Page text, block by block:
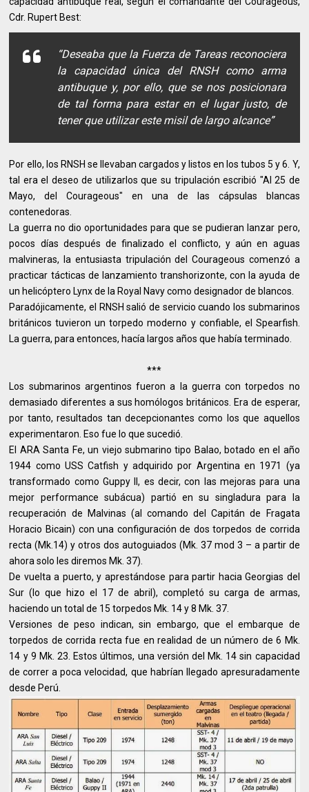
Cdr. Rupert Best:
“Deseaba que la Fuerza de Tareas reconociera
la capacidad única del RNSH como arma
antibuque y, por ello, que se nos posicionara
de tal forma para estar en el lugar justo, de
tener que utilizar este misil de largo alcance”
Por ello, los RNSH se llevaban cargados y listos en los tubos 5 y 6. Y,
tal era el deseo de utilizarlos que su tripulación escribió "Al 25 de
Mayo, del Courageous" en una de las cápsulas blancas
contenedoras.
La guerra no dio oportunidades para que se pudieran lanzar pero,
pocos días después de finalizado el conflicto, y aún en aguas
malvineras, la entusiasta tripulación del Courageous comenzó a
practicar tácticas de lanzamiento transhorizonte, con la ayuda de
un helicóptero Lynx de la Royal Navy como designador de blancos.
Paradójicamente, el RNSH salió de servicio cuando los submarinos
británicos tuvieron un torpedo moderno y confiable, el Spearfish.
La guerra, para entonces, hacía largos años que había terminado.
***
Los submarinos argentinos fueron a la guerra con torpedos no
demasiado diferentes a sus homólogos británicos. Era de esperar,
por tanto, resultados tan decepcionantes como los que aquellos
experimentaron. Eso fue lo que sucedió.
El ARA Santa Fe, un viejo submarino tipo Balao, botado en el año
1944 como USS Catfish y adquirido por Argentina en 1971 (ya
transformado como Guppy II, es decir, con las mejoras para una
mejor performance subácua) partió en su singladura para la
recuperación de Malvinas (al comando del Capitán de Fragata
Horacio Bicain) con una configuración de dos torpedos de corrida
recta (Mk.14) y otros dos autoguiados (Mk. 37 mod 3 – a partir de
ahora solo les diremos Mk. 37).
De vuelta a puerto, y aprestándose para partir hacia Georgias del
Sur (lo que hizo el 17 de abril), completó su carga de armas,
haciendo un total de 15 torpedos Mk. 14 y 8 Mk. 37.
Versiones de peso indican, sin embargo, que el embarque de
torpedos de corrida recta fue en realidad de un número de 6 Mk.
14 y 9 Mk. 23. Estos últimos, una versión del Mk. 14 sin capacidad
de correr a poca velocidad, que habrían llegado apresuradamente
desde Perú.